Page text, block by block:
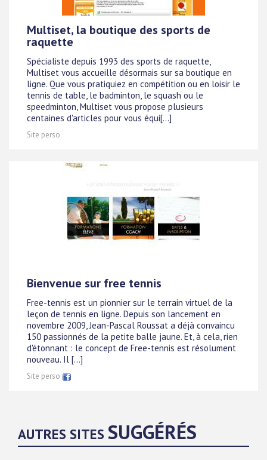
Multiset, la boutique des sports de
raquette
Spécialiste depuis 1993 des sports de raquette,
Multiset vous accueille désormais sur sa boutique en
ligne. Que vous pratiquiez en compétition ou en loisir le
tennis de table, le badminton, le squash ou le
speedminton, Multiset vous propose plusieurs
centaines d'articles pour vous équi[...]
Site perso
Bienvenue sur free tennis
Free-tennis est un pionnier sur le terrain virtuel de la
leçon de tennis en ligne. Depuis son lancement en
novembre 2009, Jean-Pascal Roussat a déjà convaincu
150 passionnés de la petite balle jaune. Et, à cela, rien
d'étonnant : le concept de Free-tennis est résolument
nouveau. Il [...]
Site perso
AUTRES SITES SUGGÉRÉS